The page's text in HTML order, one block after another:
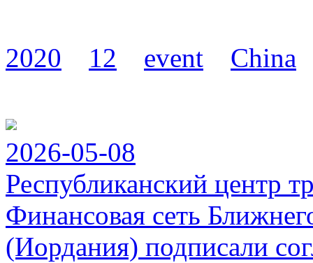
2020 12 event China
2026-05-08
Республиканский центр
Финансовая сеть
(Иордания) подписали